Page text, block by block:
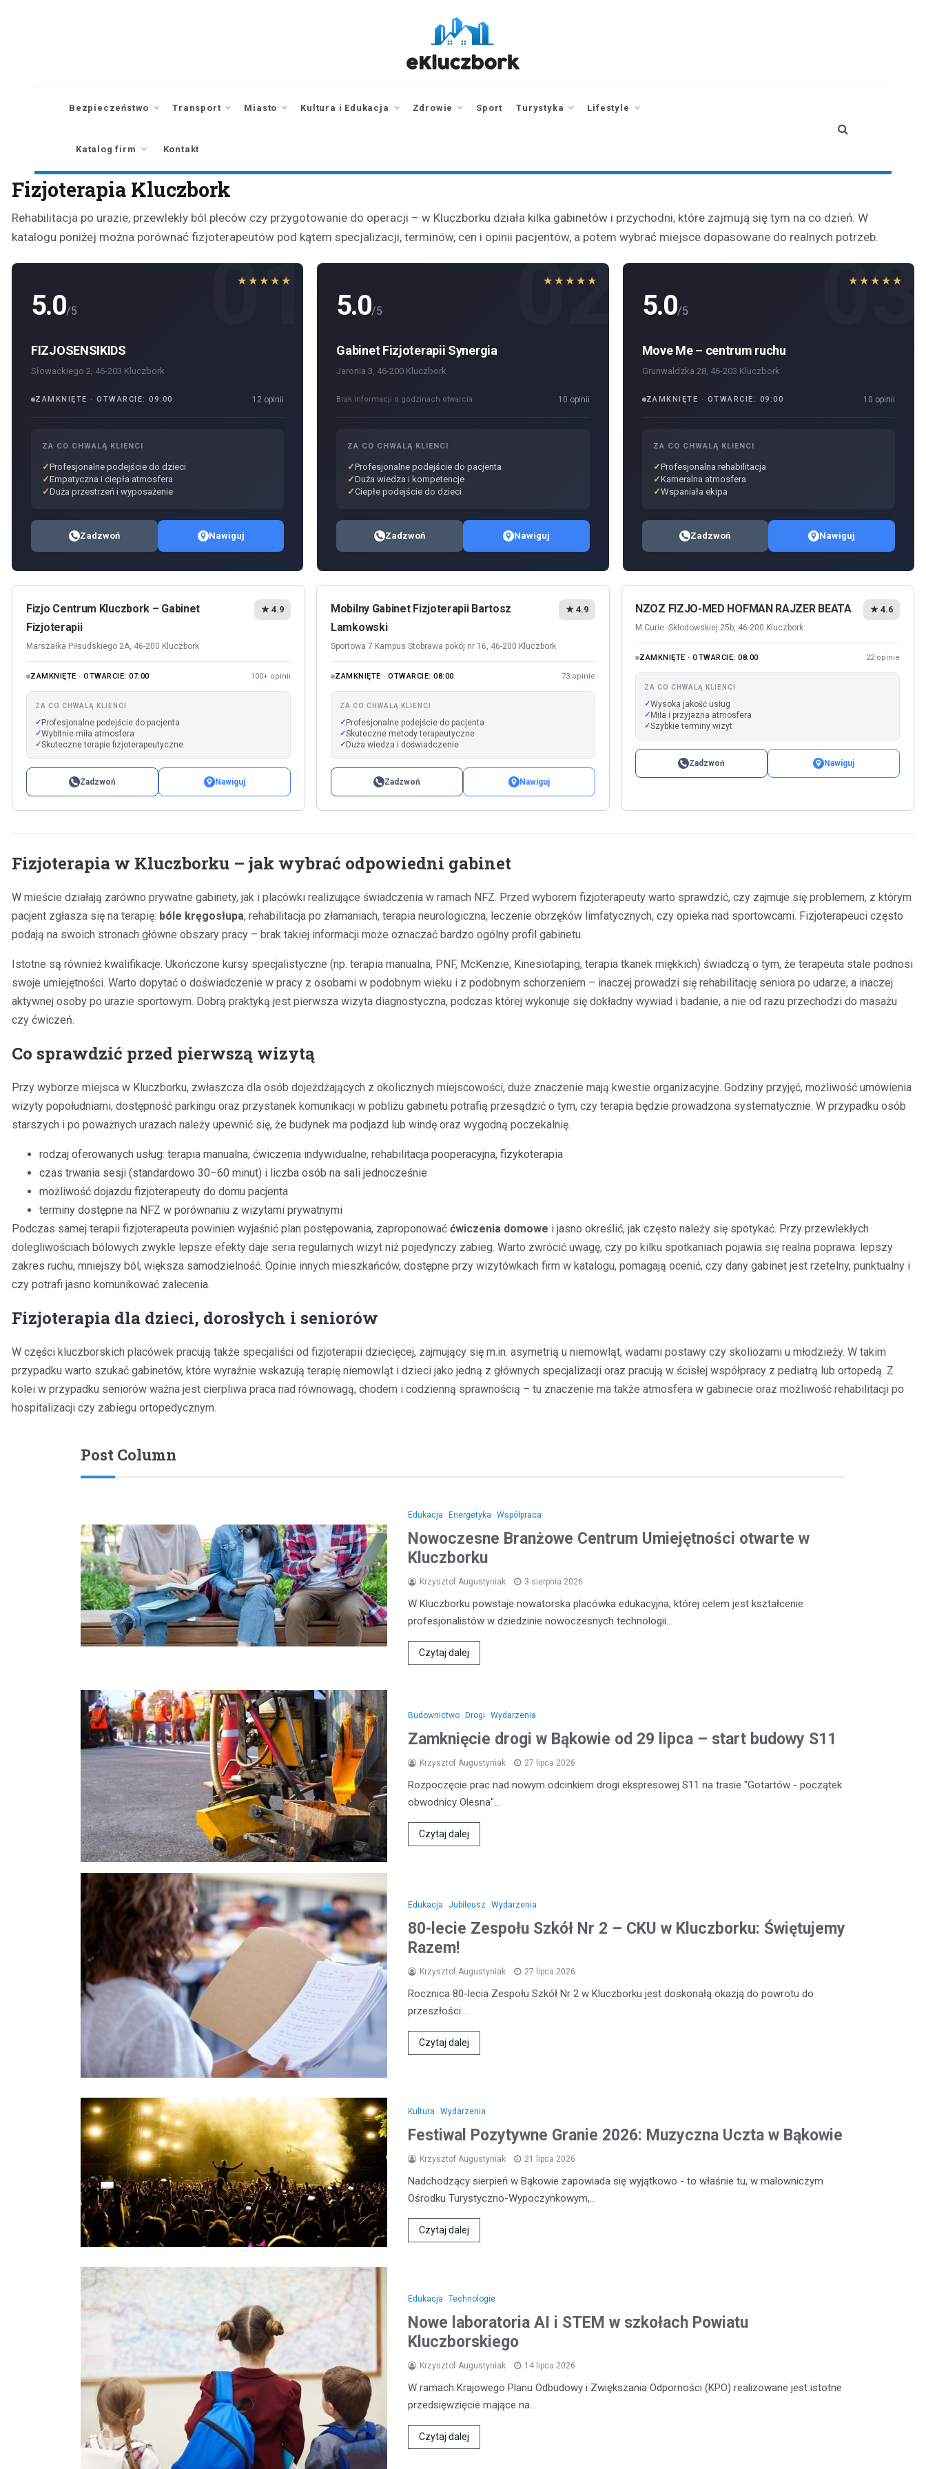
online
Bezpieczeństwo Transport Miasto Kultura i Edukacja Zdrowie Sport Turystyka Lifestyle
Katalog firm Kontakt
Fizjoterapia Kluczbork
Rehabilitacja po urazie, przewlekły ból pleców czy przygotowanie do operacji – w Kluczborku działa kilka gabinetów i przychodni, które zajmują się tym na co dzień. W
katalogu poniżej można porównać fizjoterapeutów pod kątem specjalizacji, terminów, cen i opinii pacjentów, a potem wybrać miejsce dopasowane do realnych potrzeb.
01
★★★★★
5.0/5
FIZJOSENSIKIDS
Słowackiego 2, 46-203 Kluczbork
ZAMKNIĘTE · OTWARCIE: 09:00 12 opinii
ZA CO CHWALĄ KLIENCI
Profesjonalne podejście do dzieci
Empatyczna i ciepła atmosfera
Duża przestrzeń i wyposażenie
Zadzwoń Nawiguj
02
★★★★★
5.0/5
Gabinet Fizjoterapii Synergia
Jaronia 3, 46-200 Kluczbork
Brak informacji o godzinach otwarcia 10 opinii
ZA CO CHWALĄ KLIENCI
Profesjonalne podejście do pacjenta
Duża wiedza i kompetencje
Ciepłe podejście do dzieci
Zadzwoń Nawiguj
03
★★★★★
5.0/5
Move Me – centrum ruchu
Grunwaldzka 28, 46-203 Kluczbork
ZAMKNIĘTE · OTWARCIE: 09:00 10 opinii
ZA CO CHWALĄ KLIENCI
Profesjonalna rehabilitacja
Kameralna atmosfera
Wspaniała ekipa
Zadzwoń Nawiguj
Fizjo Centrum Kluczbork – Gabinet
Fizjoterapii
Marszałka Piłsudskiego 2A, 46-200 Kluczbork
★ 4.9
ZAMKNIĘTE · OTWARCIE: 07:00 100+ opinii
ZA CO CHWALĄ KLIENCI
Profesjonalne podejście do pacjenta
Wybitnie miła atmosfera
Skuteczne terapie fizjoterapeutyczne
Zadzwoń Nawiguj
Mobilny Gabinet Fizjoterapii Bartosz
Lamkowski
Sportowa 7 Kampus Stobrawa pokój nr 16, 46-200 Kluczbork
★ 4.9
ZAMKNIĘTE · OTWARCIE: 08:00 73 opinie
ZA CO CHWALĄ KLIENCI
Profesjonalne podejście do pacjenta
Skuteczne metody terapeutyczne
Duża wiedza i doświadczenie
Zadzwoń Nawiguj
NZOZ FIZJO-MED HOFMAN RAJZER BEATA
M.Curie -Skłodowskiej 25b, 46-200 Kluczbork
★ 4.6
ZAMKNIĘTE · OTWARCIE: 08:00 22 opinie
ZA CO CHWALĄ KLIENCI
Wysoka jakość usług
Miła i przyjazna atmosfera
Szybkie terminy wizyt
Zadzwoń Nawiguj
Fizjoterapia w Kluczborku – jak wybrać odpowiedni gabinet
W mieście działają zarówno prywatne gabinety, jak i placówki realizujące świadczenia w ramach NFZ. Przed wyborem fizjoterapeuty warto sprawdzić, czy zajmuje się problemem, z którym
pacjent zgłasza się na terapię: bóle kręgosłupa, rehabilitacja po złamaniach, terapia neurologiczna, leczenie obrzęków limfatycznych, czy opieka nad sportowcami. Fizjoterapeuci często
podają na swoich stronach główne obszary pracy – brak takiej informacji może oznaczać bardzo ogólny profil gabinetu.
Istotne są również kwalifikacje. Ukończone kursy specjalistyczne (np. terapia manualna, PNF, McKenzie, Kinesiotaping, terapia tkanek miękkich) świadczą o tym, że terapeuta stale podnosi
swoje umiejętności. Warto dopytać o doświadczenie w pracy z osobami w podobnym wieku i z podobnym schorzeniem – inaczej prowadzi się rehabilitację seniora po udarze, a inaczej
aktywnej osoby po urazie sportowym. Dobrą praktyką jest pierwsza wizyta diagnostyczna, podczas której wykonuje się dokładny wywiad i badanie, a nie od razu przechodzi do masażu
czy ćwiczeń.
Co sprawdzić przed pierwszą wizytą
Przy wyborze miejsca w Kluczborku, zwłaszcza dla osób dojeżdżających z okolicznych miejscowości, duże znaczenie mają kwestie organizacyjne. Godziny przyjęć, możliwość umówienia
wizyty popołudniami, dostępność parkingu oraz przystanek komunikacji w pobliżu gabinetu potrafią przesądzić o tym, czy terapia będzie prowadzona systematycznie. W przypadku osób
starszych i po poważnych urazach należy upewnić się, że budynek ma podjazd lub windę oraz wygodną poczekalnię.
rodzaj oferowanych usług: terapia manualna, ćwiczenia indywidualne, rehabilitacja pooperacyjna, fizykoterapia
czas trwania sesji (standardowo 30–60 minut) i liczba osób na sali jednocześnie
możliwość dojazdu fizjoterapeuty do domu pacjenta
terminy dostępne na NFZ w porównaniu z wizytami prywatnymi
Podczas samej terapii fizjoterapeuta powinien wyjaśnić plan postępowania, zaproponować ćwiczenia domowe i jasno określić, jak często należy się spotykać. Przy przewlekłych
dolegliwościach bólowych zwykle lepsze efekty daje seria regularnych wizyt niż pojedynczy zabieg. Warto zwrócić uwagę, czy po kilku spotkaniach pojawia się realna poprawa: lepszy
zakres ruchu, mniejszy ból, większa samodzielność. Opinie innych mieszkańców, dostępne przy wizytówkach firm w katalogu, pomagają ocenić, czy dany gabinet jest rzetelny, punktualny i
czy potrafi jasno komunikować zalecenia.
Fizjoterapia dla dzieci, dorosłych i seniorów
W części kluczborskich placówek pracują także specjaliści od fizjoterapii dziecięcej, zajmujący się m.in. asymetrią u niemowląt, wadami postawy czy skoliozami u młodzieży. W takim
przypadku warto szukać gabinetów, które wyraźnie wskazują terapię niemowląt i dzieci jako jedną z głównych specjalizacji oraz pracują w ścisłej współpracy z pediatrą lub ortopedą. Z
kolei w przypadku seniorów ważna jest cierpliwa praca nad równowagą, chodem i codzienną sprawnością – tu znaczenie ma także atmosfera w gabinecie oraz możliwość rehabilitacji po
hospitalizacji czy zabiegu ortopedycznym.
Post Column
Edukacja Energetyka Współpraca
Nowoczesne Branżowe Centrum Umiejętności otwarte w
Kluczborku
Krzysztof Augustyniak 3 sierpnia 2026
W Kluczborku powstaje nowatorska placówka edukacyjna, której celem jest kształcenie
profesjonalistów w dziedzinie nowoczesnych technologii…
Czytaj dalej
Budownictwo Drogi Wydarzenia
Zamknięcie drogi w Bąkowie od 29 lipca – start budowy S11
Krzysztof Augustyniak 27 lipca 2026
Rozpoczęcie prac nad nowym odcinkiem drogi ekspresowej S11 na trasie "Gotartów - początek
obwodnicy Olesna"…
Czytaj dalej
Edukacja Jubileusz Wydarzenia
80-lecie Zespołu Szkół Nr 2 – CKU w Kluczborku: Świętujemy
Razem!
Krzysztof Augustyniak 27 lipca 2026
Rocznica 80-lecia Zespołu Szkół Nr 2 w Kluczborku jest doskonałą okazją do powrotu do
przeszłości…
Czytaj dalej
Kultura Wydarzenia
Festiwal Pozytywne Granie 2026: Muzyczna Uczta w Bąkowie
Krzysztof Augustyniak 21 lipca 2026
Nadchodzący sierpień w Bąkowie zapowiada się wyjątkowo - to właśnie tu, w malowniczym
Ośrodku Turystyczno-Wypoczynkowym,…
Czytaj dalej
Edukacja Technologie
Nowe laboratoria AI i STEM w szkołach Powiatu
Kluczborskiego
Krzysztof Augustyniak 14 lipca 2026
W ramach Krajowego Planu Odbudowy i Zwiększania Odporności (KPO) realizowane jest istotne
przedsięwzięcie mające na…
Czytaj dalej